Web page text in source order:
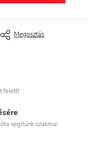
Megosztás
felett!
segitünk szakmai